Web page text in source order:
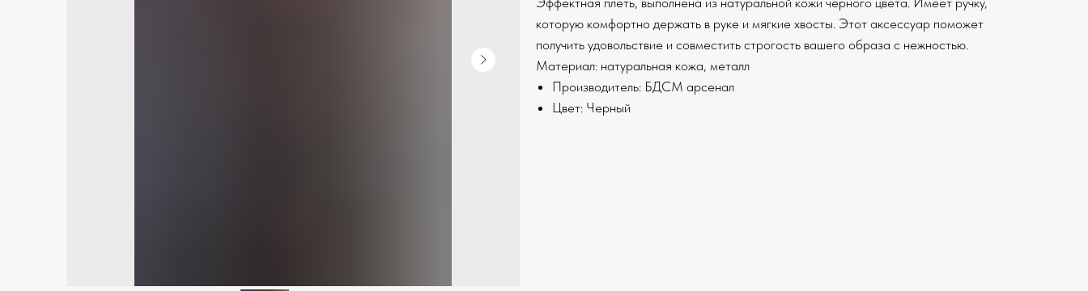
которую комфортно держать в руке и мягкие хвосты. Этот аксессуар поможет
получить удовольствие и совместить строгость вашего образа с нежностью.
Материал: натуральная кожа, металл
Производитель: БДСМ арсенал
Цвет: Черный